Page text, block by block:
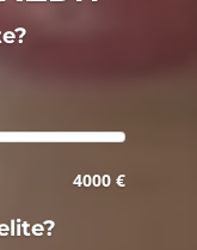
4000 €